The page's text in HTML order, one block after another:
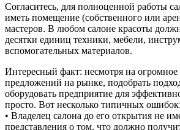
Согласитесь, для полноценной работы
иметь помещение (собственного или
мастеров. В любом салоне красоты
десятки единиц техники, мебели,
вспомогательных материалов.
Интересный факт: несмотря на огромное
предложений на рынке, подобрать
оборудовать предприятие для
просто. Вот несколько типичных ошибок:
• Владелец салона до его открытия не
представления о том, что должно